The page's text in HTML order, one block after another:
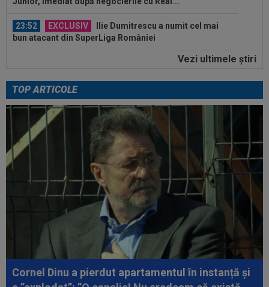
23:52 EXCLUSIV
Ilie Dumitrescu a numit cel mai
bun atacant din SuperLiga României
Surpriza din preliminariile Champions League
00:22 EXCLUSIV Dan Petrescu s-a decis
00:19 Jovo Lukic e în fața transferului carierei
Ilie Dumitrescu l-a pus ”la zid” pe
Becali, după decizia de la FCSB: ”Te-ai...
Micael Leandro a murit, după ce a fost
împușcat în timpul meciului
Surpriza serii în Europa: rezultat ”strălucitor”
pentru oaspeți în turul trei...
Vezi ultimele ştiri
TOP ARTICOLE
Cornel Dinu a pierdut apartamentul în instanță și